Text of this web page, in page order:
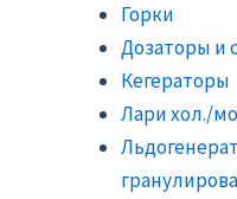
Горки
Дозаторы и
Кегераторы
Лари хол./